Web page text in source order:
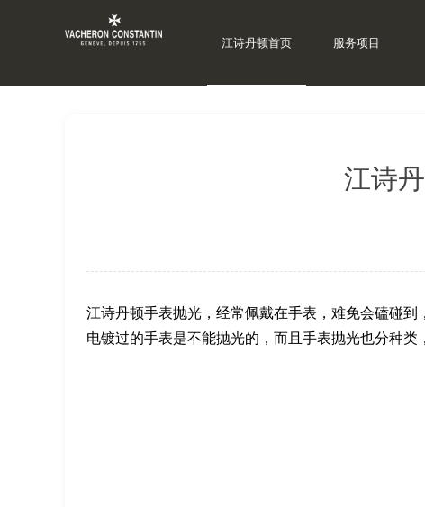
江诗丹顿首页 服务项目
江诗
江诗丹顿手表抛光，经常佩戴在手表，难免会磕碰
电镀过的手表是不能抛光的，而且手表抛光也分种